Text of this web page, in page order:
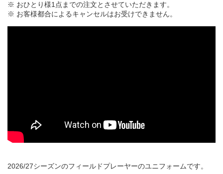
※ おひとり様1点までの注文とさせていただきます。
※ お客様都合によるキャンセルはお受けできません。
2026/27シーズンのフィールドプレーヤーのユニフォームです。